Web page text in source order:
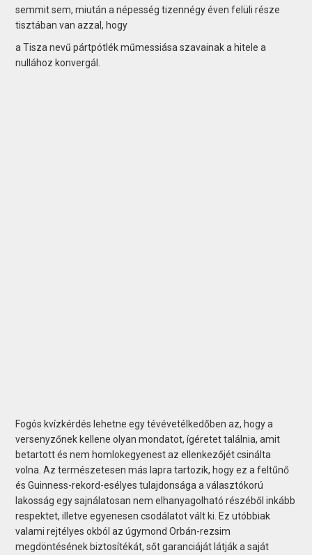
semmit sem, miután a népesség tizennégy éven felüli része
tisztában van azzal, hogy
a Tisza nevű pártpótlék műmessiása szavainak a hitele a
nullához konvergál.
Fogós kvízkérdés lehetne egy tévévetélkedőben az, hogy a
versenyzőnek kellene olyan mondatot, ígéretet találnia, amit
betartott és nem homlokegyenest az ellenkezőjét csinálta
volna. Az természetesen más lapra tartozik, hogy ez a feltűnő
és Guinness-rekord-esélyes tulajdonsága a választókorú
lakosság egy sajnálatosan nem elhanyagolható részéből inkább
respektet, illetve egyenesen csodálatot vált ki. Ez utóbbiak
valami rejtélyes okból az úgymond Orbán-rezsim
megdöntésének biztosítékát, sőt garanciáját látják a saját